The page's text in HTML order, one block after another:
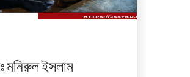
মনিরুল ইসলাম